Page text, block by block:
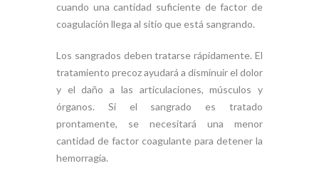
cuando una cantidad suficiente de factor de
coagulación llega al sitio que está sangrando.
Los sangrados deben tratarse rápidamente. El
tratamiento precoz ayudará a disminuir el dolor
y el daño a las articulaciones, músculos y
órganos. Si el sangrado es tratado
prontamente, se necesitará una menor
cantidad de factor coagulante para detener la
hemorragia.